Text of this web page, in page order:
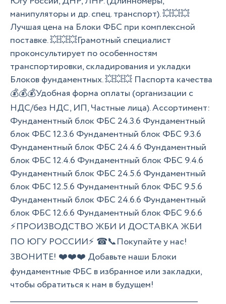
манипуляторы и др. спец. транспорт). 💥💥💥
Лучшая цена на Блоки ФБС при комплексной
поставке. 💥💥💥Грамотный специалист
проконсультирует по особенностям
транспортировки, складирования и укладки
Блоков фундаментных. 💥💥💥 Паспорта качества
💰💰💰Удобная форма оплаты (организации с
НДС/без НДС, ИП, Частные лица). Ассортимент:
Фундаментный блок ФБС 24.3.6 Фундаментный
блок ФБС 12.3.6 Фундаментный блок ФБС 9.3.6
Фундаментный блок ФБС 24.4.6 Фундаментный
блок ФБС 12.4.6 Фундаментный блок ФБС 9.4.6
Фундаментный блок ФБС 24.5.6 Фундаментный
блок ФБС 12.5.6 Фундаментный блок ФБС 9.5.6
Фундаментный блок ФБС 24.6.6 Фундаментный
блок ФБС 12.6.6 Фундаментный блок ФБС 9.6.6
⚡ПРОИЗВОДСТВО ЖБИ И ДОСТАВКА ЖБИ
ПО ЮГУ РОССИИ⚡ ☎📞Покупайте у нас!
ЗВОНИТЕ! ❤️❤️❤️ Добавьте наши Блоки
фундаментные ФБС в избранное или закладки,
чтобы обратиться к нам в будущем!